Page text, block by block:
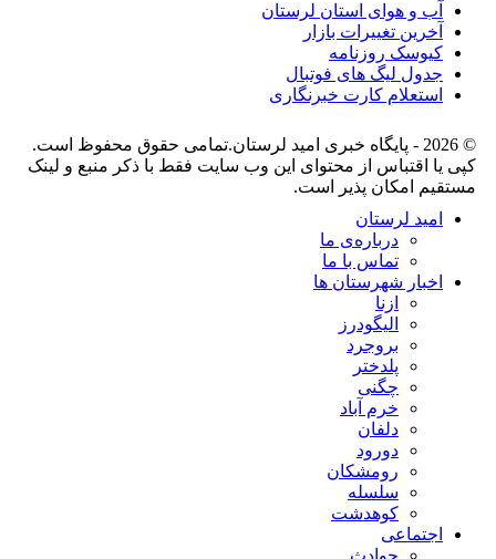
آب و هوای استان لرستان
آخرین تغییرات بازار
کیوسک روزنامه
جدول لیگ های فوتبال
استعلام کارت خبرنگاری
© 2026 - پایگاه خبری اميد لرستان.تمامی حقوق محفوظ است.
کپی یا اقتباس از محتوای این وب سایت فقط با ذکر منبع و لینک
مستقیم امکان پذیر است.
امید لرستان
درباره‌ی ما
تماس با ما
اخبار شهرستان ها
ازنا
الیگودرز
بروجرد
پلدختر
چگنی
خرم آباد
دلفان
دورود
رومشکان
سلسله
کوهدشت
اجتماعی
حوادث